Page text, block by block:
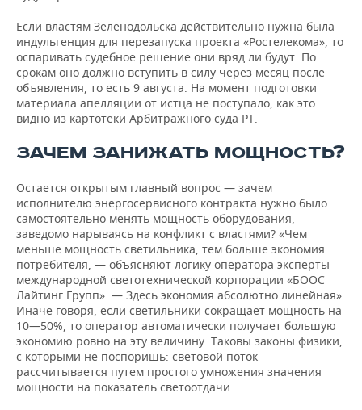
Если властям Зеленодольска действительно нужна была
индульгенция для перезапуска проекта «Ростелекома», то
оспаривать судебное решение они вряд ли будут. По
срокам оно должно вступить в силу через месяц после
объявления, то есть 9 августа. На момент подготовки
материала апелляции от истца не поступало, как это
видно из картотеки Арбитражного суда РТ.
ЗАЧЕМ ЗАНИЖАТЬ МОЩНОСТЬ?
Остается открытым главный вопрос — зачем
исполнителю энергосервисного контракта нужно было
самостоятельно менять мощность оборудования,
заведомо нарываясь на конфликт с властями? «Чем
меньше мощность светильника, тем больше экономия
потребителя, — объясняют логику оператора эксперты
международной светотехнической корпорации «БООС
Лайтинг Групп». — Здесь экономия абсолютно линейная».
Иначе говоря, если светильники сокращает мощность на
10—50%, то оператор автоматически получает большую
экономию ровно на эту величину. Таковы законы физики,
с которыми не поспоришь: световой поток
рассчитывается путем простого умножения значения
мощности на показатель светоотдачи.